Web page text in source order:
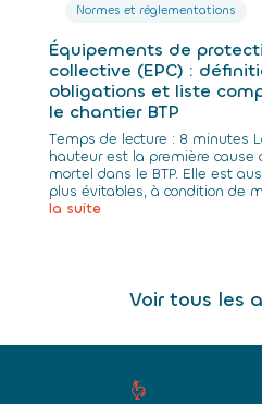
Normes et réglementations
Équipements de
collective (EPC) :
obligations et liste
le chantier BTP
Temps de lecture : 8 minutes
hauteur est la première cause
mortel dans le BTP. Elle est
plus évitables, à condition de
la suite
Voir tous les